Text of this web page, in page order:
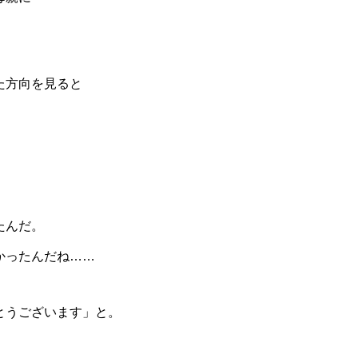
方向を見ると
だ。
ったんだね……
ございます」と。